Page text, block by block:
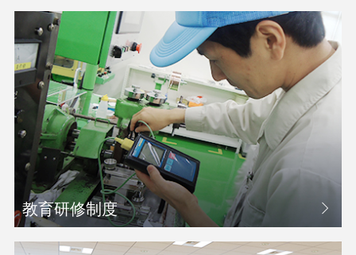
教育研修制度